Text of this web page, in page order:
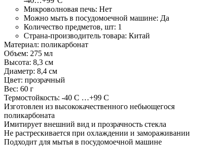
Микроволновая печь: Нет
Можно мыть в посудомоечной машине: Да
Количество предметов, шт: 1
Страна-производитель товара: Китай
Материал: поликарбонат
Объем: 275 мл
Высота: 8,3 см
Диаметр: 8,4 см
Цвет: прозрачный
Вес: 60 г
Термостойкость: -40 С …+99 С
Изготовлен из высококачественного небьющегося
поликарбоната
Имитирует внешний вид и прозрачность стекла
Не растрескивается при охлаждении и замораживании
Подходит для мытья в посудомоечной машине